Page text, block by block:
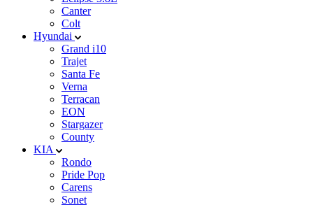
Canter
Colt
Hyundai
Grand i10
Trajet
Santa Fe
Verna
Terracan
EON
Stargazer
County
KIA
Rondo
Pride Pop
Carens
Sonet